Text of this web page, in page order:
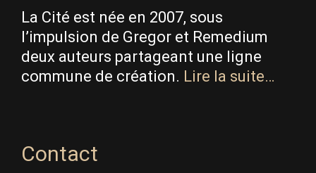
La Cité est née en 2007, sous
l’impulsion de Gregor et Remedium
deux auteurs partageant une ligne
commune de création. Lire la suite…
Contact